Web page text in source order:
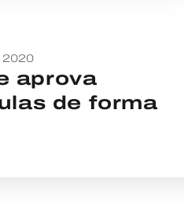
2020
aprova
de forma